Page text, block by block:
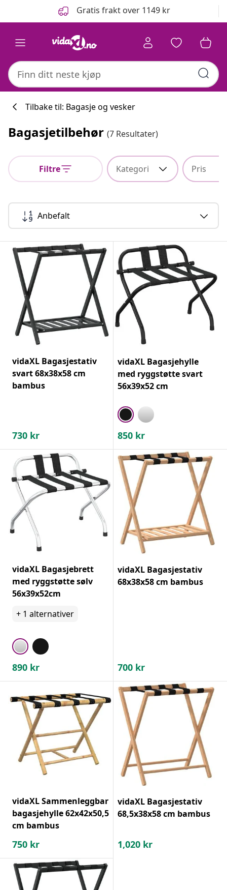
Gratis frakt over 1149 kr
Tilbake til: Bagasje og vesker
Bagasjetilbehør (7 Resultater)
Filtre Kategori Pris
Anbefalt
vidaXL Bagasjestativ
svart 68x38x58 cm
bambus
730 kr
vidaXL Bagasjehylle
med ryggstøtte svart
56x39x52 cm
850 kr
vidaXL Bagasjebrett
med ryggstøtte sølv
56x39x52cm
+ 1 alternativer
890 kr
vidaXL Bagasjestativ
68x38x58 cm bambus
700 kr
vidaXL Sammenleggbar
bagasjehylle 62x42x50,5
cm bambus
750 kr
vidaXL Bagasjestativ
68,5x38x58 cm bambus
1,020 kr